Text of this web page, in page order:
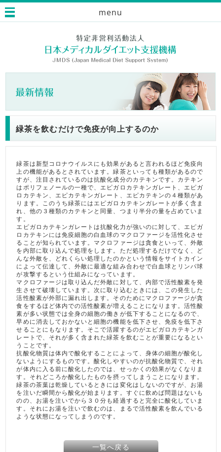
menu
緑茶を飲むだけで免疫が向上するのか
緑茶は新型コロナウイルスにも効果があると言われるほど免疫向
上の機能があるとされています。緑茶といっても種類があるので
すが、注目されているのは抗酸化成分のカテキンです。カテキン
はポリフェノールの一種で、エピガロカテキンガレート、エピガ
ロカテキン、エピカテキンガレート、エピカテキンの４種類があ
ります。このうち緑茶にはエピガロカテキンガレートが多く含ま
れ、他の３種類のカテキンと同量、つまり半分の量を占めていま
す。
エピガロカテキンガレートは抗酸化力が強いのに対して、エピガ
ロカテキンには免疫細胞の白血球のマクロファージを活性化させ
ることが知られています。マクロファージは貪食といって、外敵
を内部に取り込んで処理をします。ただ処理するだけでなく、ど
んな外敵を、どれくらい処理したのかという情報をサイトカイン
によって伝達して、外敵に最適な組み合わせで白血球とリンパ球
が攻撃するという仕組みになっています。
マクロファージは取り込んだ外敵に対して、内部で活性酸素を発
生させて破壊しています。次に取り込むときには、この発生した
活性酸素が外部に漏れ出します。そのためにマクロファージが貪
食をするほど体内での活性酸素が増えることになります。活性酸
素が多い状態では全身の細胞の働きが低下することになるので、
早めに消去しておかないと細胞の機能を低下させ、免疫を低下さ
せることにもなります。そこで活躍するのがエピガロカテキンガ
レートで、それが多く含まれた緑茶を飲むことが重要になるとい
うことです。
抗酸化物質は体内で酸化することによって、身体の細胞が酸化し
ないようにするものです。酸化しやすいのが抗酸化物質で、それ
が体内に入る前に酸化したのでは、せっかくの効果がなくなりま
す。それどころか酸化したものを摂ってしまうことになります。
緑茶の茶葉は乾燥しているときには変化はしないのですが、お湯
を注いだ瞬間から酸化が始まります。すぐに飲めば問題はないも
のの、お湯を注いでから３０分も経過すると完全に酸化していま
す。それにお湯を注いで飲むのは、まるで活性酸素を飲んでいる
ような状態になってしまうのです。
一覧へ戻る